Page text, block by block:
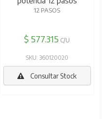
12 PASOS
$ 577.315 C/U
SKU: 360120020
Consultar Stock